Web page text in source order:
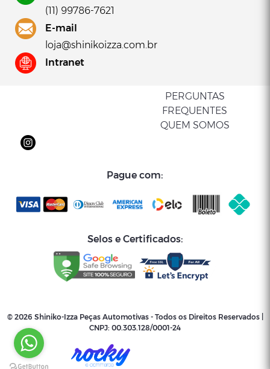
(11) 99786-7621
E-mail
loja@shinikoizza.com.br
Intranet
PERGUNTAS
FREQUENTES
QUEM SOMOS
Pague com:
Selos e Certificados:
© 2026 Shiniko-Izza Peças Automotivas - Todos os Direitos Reservados |
CNPJ: 00.303.128/0001-24